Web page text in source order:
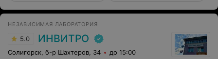
НЕЗАВИСИМАЯ ЛАБОРАТОРИЯ
5.0 ИНВИТРО
Солигорск, б-р Шахтеров, 34 до 15:00